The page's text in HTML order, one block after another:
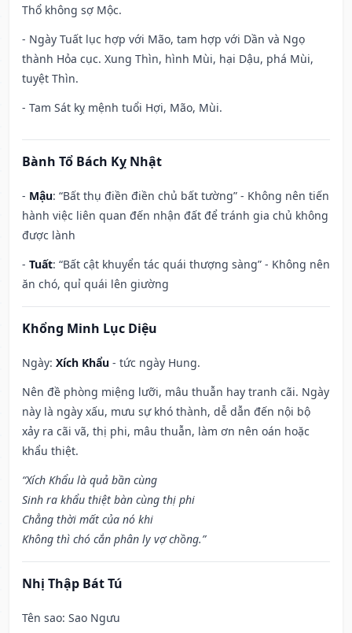
Thổ không sợ Mộc.
- Ngày Tuất lục hợp với Mão, tam hợp với Dần và Ngọ
thành Hỏa cục. Xung Thìn, hình Mùi, hại Dậu, phá Mùi,
tuyệt Thìn.
- Tam Sát kỵ mệnh tuổi Hợi, Mão, Mùi.
Bành Tổ Bách Kỵ Nhật
- Mậu: “Bất thụ điền điền chủ bất tường” - Không nên tiến
hành việc liên quan đến nhận đất để tránh gia chủ không
được lành
- Tuất: “Bất cật khuyển tác quái thượng sàng” - Không nên
ăn chó, quỉ quái lên giường
Khổng Minh Lục Diệu
Ngày: Xích Khẩu - tức ngày Hung.
Nên đề phòng miệng lưỡi, mâu thuẫn hay tranh cãi. Ngày
này là ngày xấu, mưu sự khó thành, dễ dẫn đến nội bộ
xảy ra cãi vã, thị phi, mâu thuẫn, làm ơn nên oán hoặc
khẩu thiệt.
“Xích Khẩu là quả bần cùng
Sinh ra khẩu thiệt bàn cùng thị phi
Chẳng thời mất của nó khi
Không thì chó cắn phân ly vợ chồng.”
Nhị Thập Bát Tú
Tên sao: Sao Ngưu